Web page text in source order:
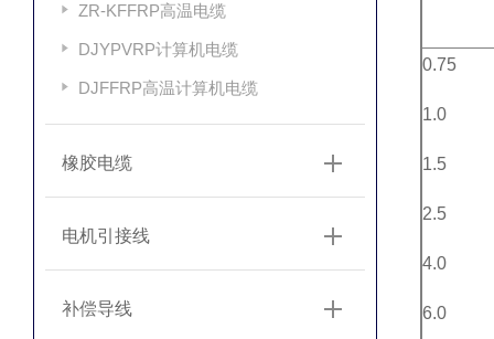
ZR-KFFRP高温电缆
DJYPVRP计算机电缆
DJFFRP高温计算机电缆
橡胶电缆
电机引接线
补偿导线
0.75
1.0
1.5
2.5
4.0
6.0